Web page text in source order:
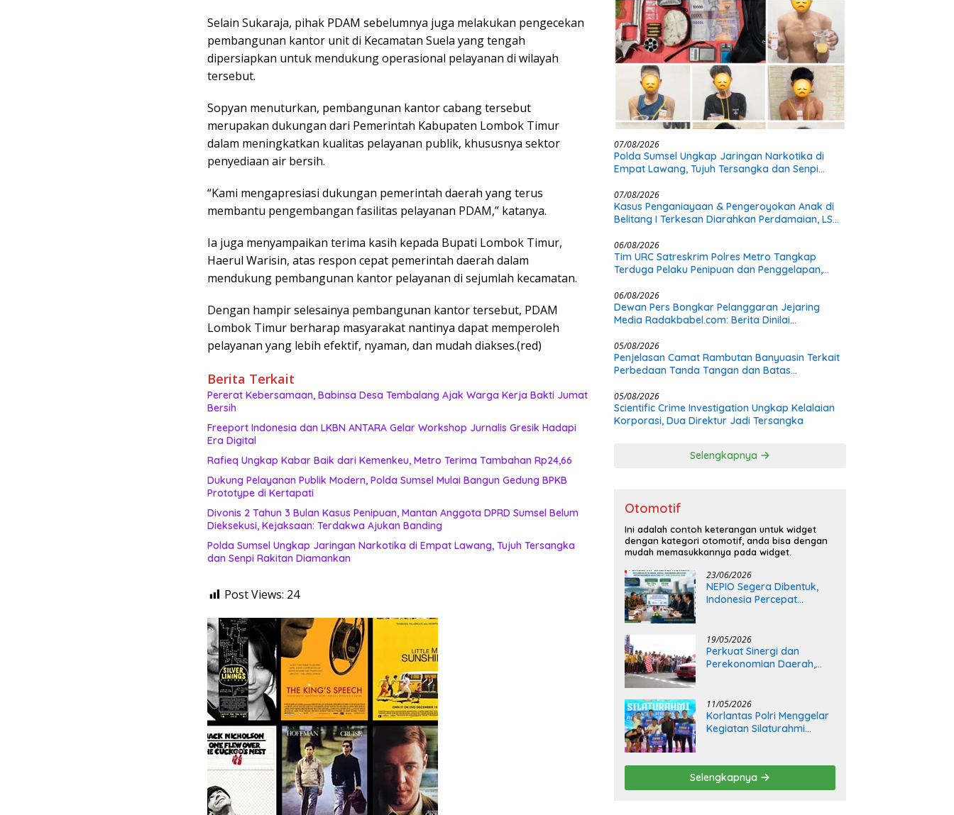
Selain Sukaraja, pihak PDAM sebelumnya juga melakukan pengecekan
pembangunan kantor unit di Kecamatan Suela yang tengah
dipersiapkan untuk mendukung operasional pelayanan di wilayah
tersebut.
Sopyan menuturkan, pembangunan kantor cabang tersebut
merupakan dukungan dari Pemerintah Kabupaten Lombok Timur
dalam meningkatkan kualitas pelayanan publik, khususnya sektor
penyediaan air bersih.
“Kami mengapresiasi dukungan pemerintah daerah yang terus
membantu pengembangan fasilitas pelayanan PDAM,” katanya.
Ia juga menyampaikan terima kasih kepada Bupati Lombok Timur,
Haerul Warisin, atas respon cepat pemerintah daerah dalam
mendukung pembangunan kantor pelayanan di sejumlah kecamatan.
Dengan hampir selesainya pembangunan kantor tersebut, PDAM
Lombok Timur berharap masyarakat nantinya dapat memperoleh
pelayanan yang lebih efektif, nyaman, dan mudah diakses.(red)
Berita Terkait
Pererat Kebersamaan, Babinsa Desa Tembalang Ajak Warga Kerja Bakti Jumat
Bersih
Freeport Indonesia dan LKBN ANTARA Gelar Workshop Jurnalis Gresik Hadapi
Era Digital
Rafieq Ungkap Kabar Baik dari Kemenkeu, Metro Terima Tambahan Rp24,66
Dukung Pelayanan Publik Modern, Polda Sumsel Mulai Bangun Gedung BPKB
Prototype di Kertapati
Divonis 2 Tahun 3 Bulan Kasus Penipuan, Mantan Anggota DPRD Sumsel Belum
Dieksekusi, Kejaksaan: Terdakwa Ajukan Banding
Polda Sumsel Ungkap Jaringan Narkotika di Empat Lawang, Tujuh Tersangka
dan Senpi Rakitan Diamankan
Post Views: 24
07/08/2026
Polda Sumsel Ungkap Jaringan Narkotika di
Empat Lawang, Tujuh Tersangka dan Senpi
07/08/2026
Kasus Penganiayaan & Pengeroyokan Anak di
Belitang I Terkesan Diarahkan Perdamaian, LSM
06/08/2026
Tim URC Satreskrim Polres Metro Tangkap
Terduga Pelaku Penipuan dan Penggelapan,
06/08/2026
Dewan Pers Bongkar Pelanggaran Jejaring
Media Radakbabel.com: Berita Dinilai
Berimbang
05/08/2026
Penjelasan Camat Rambutan Banyuasin Terkait
Perbedaan Tanda Tangan dan Batas
05/08/2026
Scientific Crime Investigation Ungkap Kelalaian
Korporasi, Dua Direktur Jadi Tersangka
Selengkapnya
Otomotif
Ini adalah contoh keterangan untuk widget
dengan kategori otomotif, anda bisa dengan
mudah memasukkannya pada widget.
23/06/2026
NEPIO Segera Dibentuk,
Indonesia Percepat
Nuklir
19/05/2026
Perkuat Sinergi dan
Perekonomian Daerah,
2026
11/05/2026
Korlantas Polri Menggelar
Kegiatan Silaturahmi
Selengkapnya